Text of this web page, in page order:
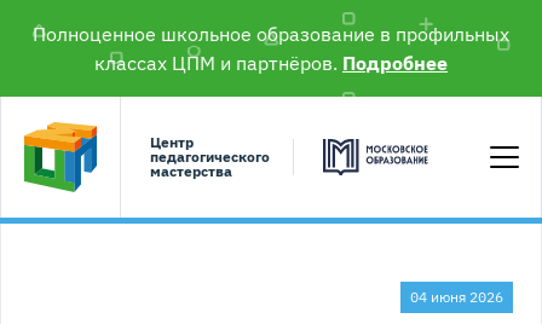
Полноценное школьное образование в профильных
классах ЦПМ и партнёров. Подробнее
Центр
педагогического
мастерства
04 июня 2026